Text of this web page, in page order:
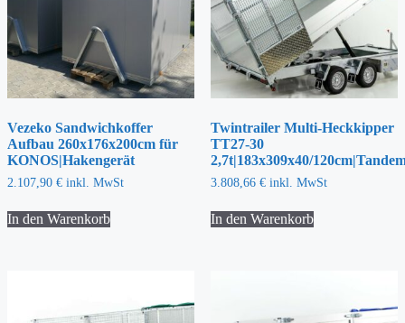
Vezeko Sandwichkoffer
Aufbau 260x176x200cm für
KONOS|Hakengerät
2.107,90 € inkl. MwSt
In den Warenkorb
Twintrailer Multi-Heckkipper
TT27-30
2,7t|183x309x40/
3.808,66 €inkl. MwSt
In den Warenkorb